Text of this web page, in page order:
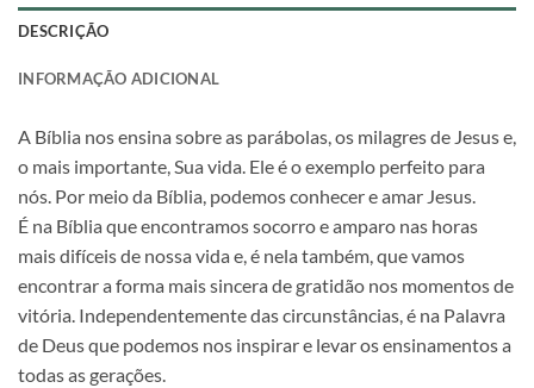
DESCRIÇÃO
INFORMAÇÃO ADICIONAL
A Bíblia nos ensina sobre as parábolas, os milagres de Jesus e,
o mais importante, Sua vida. Ele é o exemplo perfeito para
nós. Por meio da Bíblia, podemos conhecer e amar Jesus.
É na Bíblia que encontramos socorro e amparo nas horas
mais difíceis de nossa vida e, é nela também, que vamos
encontrar a forma mais sincera de gratidão nos momentos de
vitória. Independentemente das circunstâncias, é na Palavra
de Deus que podemos nos inspirar e levar os ensinamentos a
todas as gerações.